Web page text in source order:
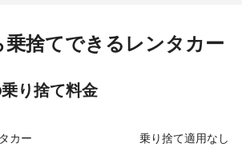
妙高駅より徒歩で約1分（送迎なし）
細ページはこちら
乗捨てできるレンタカー
り捨て料金
カー 乗り捨て適用なし